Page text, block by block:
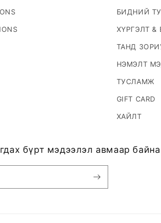
БИДНИЙ
ХҮРГЭЛТ &
ТАНД
НЭМЭЛТ
ТУСЛАМЖ
GIFT CARD
ХАЙЛТ
бүрт мэдээлэл авмаар байна